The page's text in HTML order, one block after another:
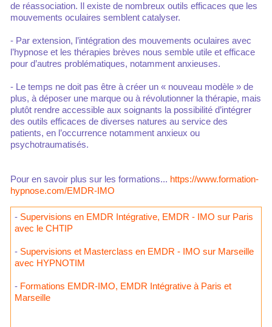
de réassociation. Il existe de nombreux outils efficaces que les
mouvements oculaires semblent catalyser.
- Par extension, l’intégration des mouvements oculaires avec
l’hypnose et les thérapies brèves nous semble utile et efficace
pour d’autres problématiques, notamment anxieuses.
- Le temps ne doit pas être à créer un « nouveau modèle » de
plus, à déposer une marque ou à révolutionner la thérapie, mais
plutôt rendre accessible aux soignants la possibilité d’intégrer
des outils efficaces de diverses natures au service des
patients, en l’occurrence notamment anxieux ou
psychotraumatisés.
Pour en savoir plus sur les formations... https://www.formation-
hypnose.com/EMDR-IMO
Supervisions en EMDR Intégrative, EMDR - IMO sur Paris
avec le CHTIP
- Supervisions et Masterclass en EMDR - IMO sur Marseille
avec HYPNOTIM
- Formations EMDR-IMO, EMDR Intégrative à Paris et
Marseille